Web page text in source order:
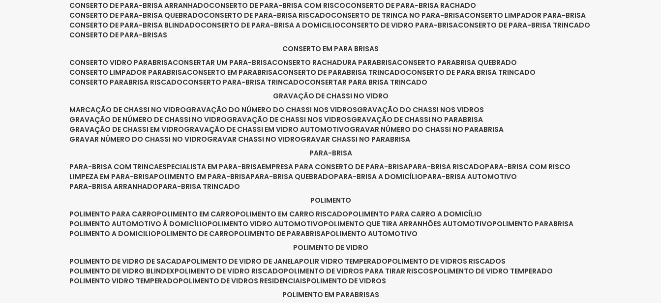
CONSERTO DE PARA-BRISA ARRANHADO
CONSERTO DE PARA-BRISA COM RISCO
CONSERTO DE PARA-BRISA RACHADO
CONSERTO DE PARA-BRISA QUEBRADO
CONSERTO DE PARA-BRISA RISCADO CONSERTO DE TRINCA NO PARA-BRISA CONSERTO LIMPADOR PARA-BRISA
CONSERTO DE PARA-BRISA BLINDADO
CONSERTO DE PARA-BRISA A DOMICILIO CONSERTO DE VIDRO PARA-BRISA CONSERTO DE PARA-BRISA TRINCADO
CONSERTO DE PARA-BRISAS
CONSERTO EM PARA BRISAS
CONSERTO VIDRO PARABRISA CONSERTAR UM PARA-BRISA CONSERTO RACHADURA PARABRISA CONSERTO PARABRISA QUEBRADO
CONSERTO LIMPADOR PARABRISA CONSERTO EM PARABRISA CONSERTO DE PARABRISA TRINCADO
CONSERTO DE PARA BRISA TRINCADO
CONSERTO PARABRISA RISCADO
CONSERTO PARA-BRISA TRINCADO
CONSERTAR PARA BRISA TRINCADO
GRAVAÇÃO DE CHASSI NO VIDRO
MARCAÇÃO DE CHASSI NO VIDRO
GRAVAÇÃO DO NÚMERO DO CHASSI NOS VIDROS
GRAVAÇÃO DO CHASSI NOS VIDROS
GRAVAÇÃO DE NÚMERO DE CHASSI NO VIDRO
GRAVAÇÃO DE CHASSI NOS VIDROS
GRAVAÇÃO DE CHASSI NO PARABRISA
GRAVAÇÃO DE CHASSI EM VIDRO
GRAVAÇÃO DE CHASSI EM VIDRO AUTOMOTIVO
GRAVAR NÚMERO DO CHASSI NO PARABRISA
GRAVAR NÚMERO DO CHASSI NO VIDRO
GRAVAR CHASSI NO VIDRO
GRAVAR CHASSI NO PARABRISA
PARA-BRISA
PARA-BRISA COM TRINCA ESPECIALISTA EM PARA-BRISA EMPRESA PARA CONSERTO DE PARA-BRISA PARA-BRISA RISCADO PARA-BRISA COM RISCO
LIMPEZA EM PARA-BRISA POLIMENTO EM PARA-BRISA PARA-BRISA QUEBRADO PARA-BRISA A DOMICÍLIO PARA-BRISA AUTOMOTIVO
PARA-BRISA ARRANHADO PARA-BRISA TRINCADO
POLIMENTO
POLIMENTO PARA CARRO POLIMENTO EM CARRO POLIMENTO EM CARRO RISCADO POLIMENTO PARA CARRO A DOMICÍLIO
POLIMENTO AUTOMOTIVO À DOMICÍLIO POLIMENTO VIDRO AUTOMOTIVO POLIMENTO QUE TIRA ARRANHÕES AUTOMOTIVO POLIMENTO PARABRISA
POLIMENTO A DOMICILIO POLIMENTO DE CARRO POLIMENTO DE PARABRISA POLIMENTO AUTOMOTIVO
POLIMENTO DE VIDRO
POLIMENTO DE VIDRO DE SACADA POLIMENTO DE VIDRO DE JANELA POLIR VIDRO TEMPERADO POLIMENTO DE VIDROS RISCADOS
POLIMENTO DE VIDRO BLINDEX POLIMENTO DE VIDRO RISCADO POLIMENTO DE VIDROS PARA TIRAR RISCOS POLIMENTO DE VIDRO TEMPERADO
POLIMENTO VIDRO TEMPERADO POLIMENTO DE VIDROS RESIDENCIAIS POLIMENTO DE VIDROS
POLIMENTO EM PARABRISAS